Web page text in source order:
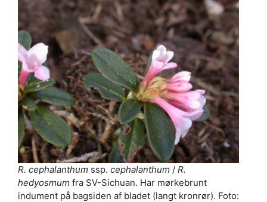
R. cephalanthum ssp. cephalanthum / R.
hedyosmum fra SV-Sichuan. Har mørkebrunt
indument på bagsiden af bladet (langt kronrør). Foto: